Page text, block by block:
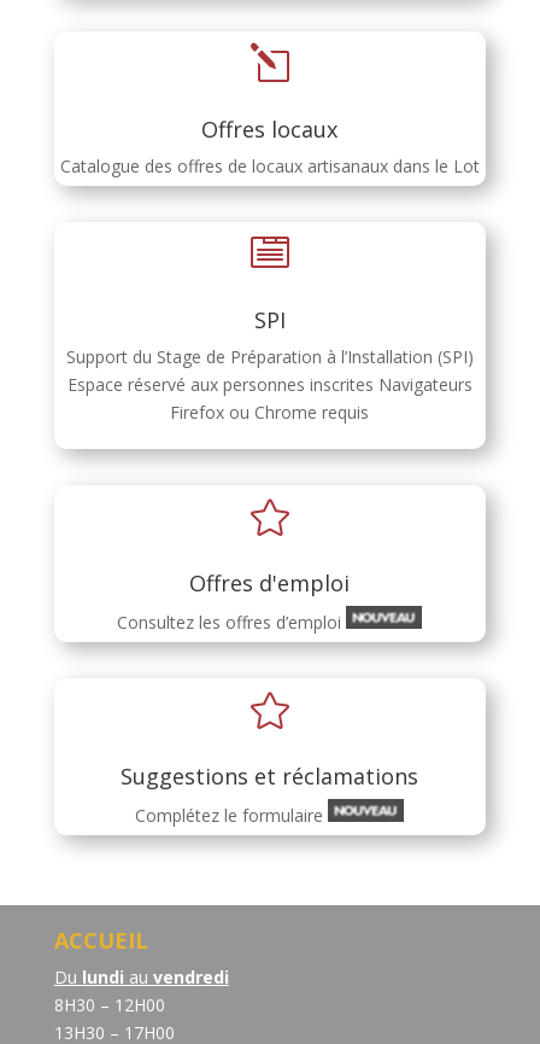
l
Offres locaux
Catalogue des offres de locaux artisanaux dans le Lot

SPI
Support du Stage de Préparation à l’Installation (SPI)
Espace réservé aux personnes inscrites Navigateurs
Firefox ou Chrome requis

Offres d'emploi
Consultez les offres d’emploi

Suggestions et réclamations
Complétez le formulaire
ACCUEIL
Du lundi au vendredi
8H30 – 12H00
13H30 – 17H00